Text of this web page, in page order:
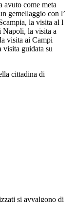
avuto come meta
gemellaggio con l’
la visita al l
Napoli, la visita a
visita ai Campi
visita guidata su
cittadina di
si avvalgono di